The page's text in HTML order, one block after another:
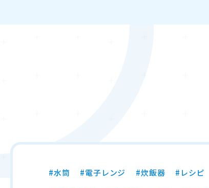
#水筒 #電子レンジ #炊飯器 #レシピ